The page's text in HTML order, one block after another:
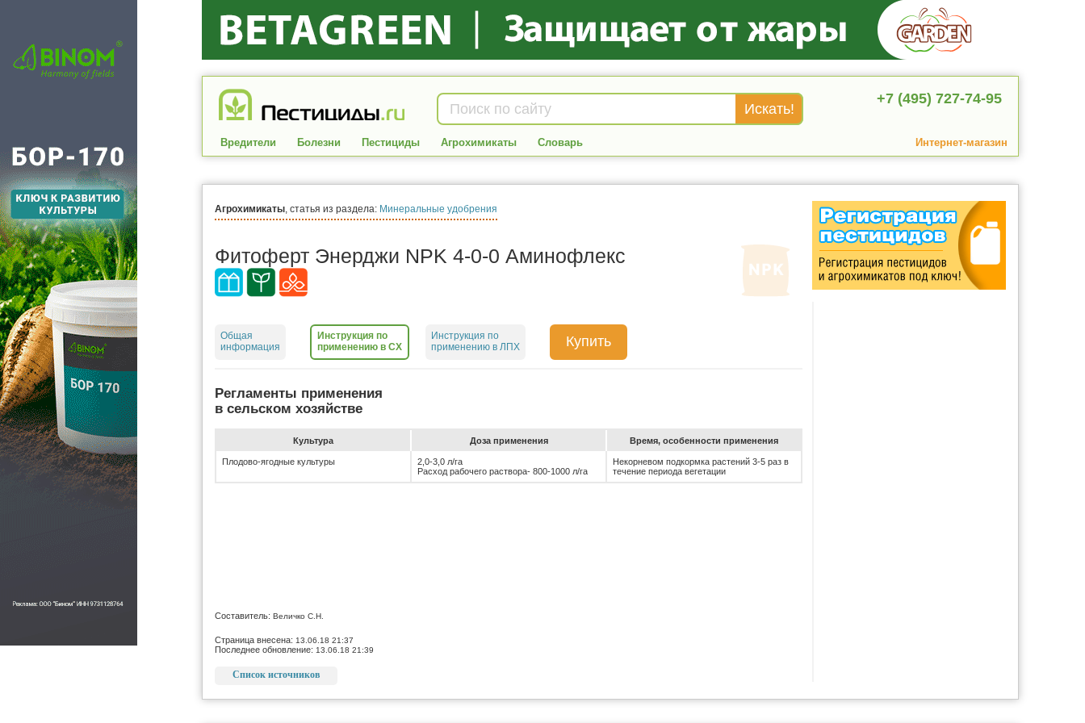
+7 (495) 727-74-95
Вредители Болезни Пестициды Агрохимикаты Словарь Интернет-магазин
Агрохимикаты, статья из раздела: Минеральные удобрения
Фитоферт Энерджи NPK 4-0-0 Аминофлекс
Общая
информация
Инструкция по
применению в СХ
Инструкция по
применению в ЛПХ
Купить
Регламенты применения
в сельском хозяйстве
Культура До­за при­ме­не­ния Вре­мя, особен­ности при­ме­не­ния
Плодово-ягодные культуры
2,0-3,0 л/га
Расход рабочего раствора- 800-1000 л/га
Некорневом подкормка растений 3-5 раз в
течение периода вегетации
Составитель: Величко С.Н.
Страница внесена: 13.06.18 21:37
Последнее обновление: 13.06.18 21:39
Список источников